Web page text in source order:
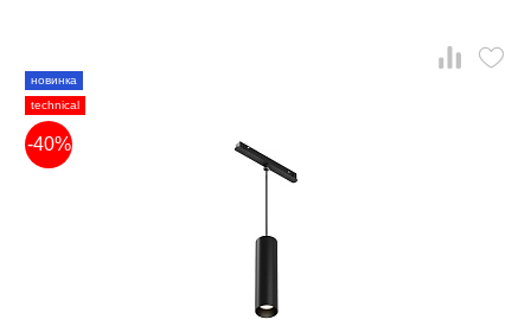
новинка
technical
-40%